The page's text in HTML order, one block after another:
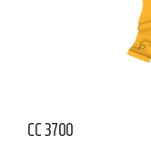
CC 3700